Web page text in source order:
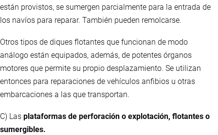
están provistos, se sumergen parcialmente para la entrada de
los navíos para reparar. También pueden remolcarse.
Otros tipos de diques flotantes que funcionan de modo
análogo están equipados, además, de potentes órganos
motores que permite su propio desplazamiento. Se utilizan
entonces para reparaciones de vehículos anfibios u otras
embarcaciones a las que transportan.
C) Las plataformas de perforación o explotación, flotantes o
sumergibles.